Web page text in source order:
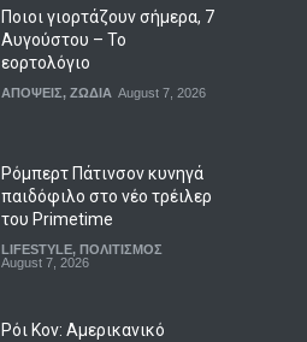
Ποιοι γιορτάζουν σήμερα, 7
Αυγούστου – Το
εορτολόγιο
ΑΠΟΨΕΙΣ, ΖΩΔΙΑ August 7, 2026
Ρόμπερτ Πάτινσον κυνηγά
παιδόφιλο στο νέο τρέιλερ
του Primetime
LIFESTYLE, ΠΟΛΙΤΙΣΜΟΣ
August 7, 2026
Ρόι Κον: Αμερικανικό